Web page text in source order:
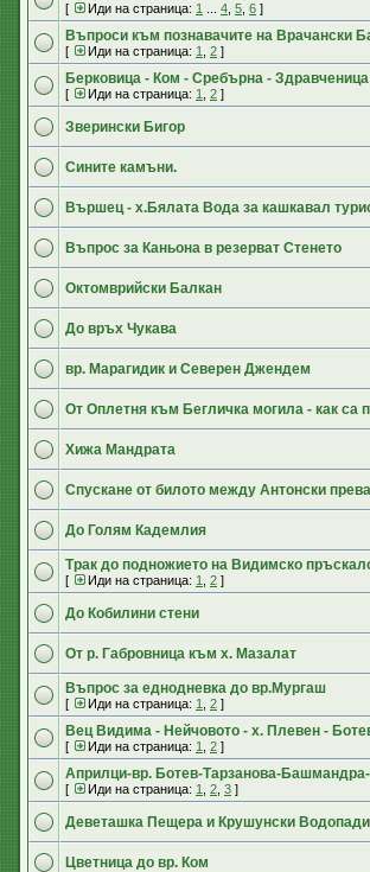
[ Иди на страница: 1 4 5 6 ]
Въпроси към познавачите на Врачански
[ Иди на страница: 1 2 ]
Берковица - Ком - Сребърна - Здравченица
[ Иди на страница: 1 2 ]
Зверински Бигор
Сините камъни.
Вършец - х.Бялата Вода за кашкавал
Въпрос за Каньона в резерват Стенето
Октомврийски Балкан
До връх Чукава
вр. Марагидик и Северен Джендем
От Оплетня към Бегличка могила - как са
Хижа Мандрата
Спускане от билото между Антонски
До Голям Кадемлия
Трак до подножието на Видимско
[ Иди на страница: 1 2 ]
До Кобилини стени
От р. Габровница към х. Мазалат
Въпрос за еднодневка до вр.Мургаш
[ Иди на страница: 1 2 ]
Вец Видима - Нейчовото - х. Плевен -
[ Иди на страница: 1 2 ]
Априлци-вр. Ботев-Тарзанова-
[ Иди на страница: 1 2 3 ]
Деветашка Пещера и Крушунски Водопади
Цветница до вр. Ком